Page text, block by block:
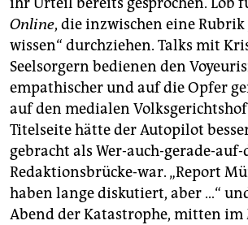
Online, die inzwischen eine Rubrik
wissen“ durchziehen. Talks mit
Seelsorgern bedienen den
empathischer und auf die Opfer
auf den medialen
Titelseite hätte der Autopilot
gebracht als Wer-auch-gerade-auf-
Redaktionsbrücke-war. „Report
haben lange diskutiert, aber …“
Abend der Katastrophe, mitten im